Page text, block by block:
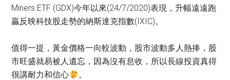
Miners ETF (GDX)今年以來(24/7/2020)表現，升幅遠遠跑
贏反映科技股走勢的納斯達克指數(IXIC)。
值得一提，黃金價格一向較波動，股市波動多人熱捧，股
市旺盛就易被人遺忘，因為沒有息收，所以長線投資真得
很講耐力和信心
。